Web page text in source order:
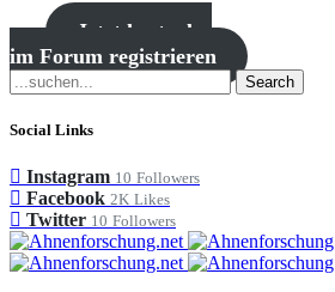
Jetzt kostenlos
im Forum registrieren
Search
Social Links
Instagram 10 Followers
Facebook 2K Likes
Twitter 10 Followers